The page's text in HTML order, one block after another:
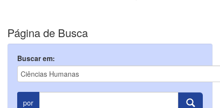
Página de Busca
Buscar em:
por